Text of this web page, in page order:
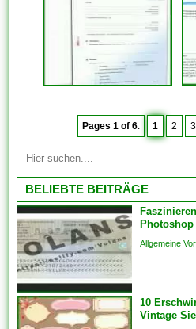
Pages 1 of 6: 1 2 3
BELIEBTE BEITRÄGE
Allgemeine
10
Vintage